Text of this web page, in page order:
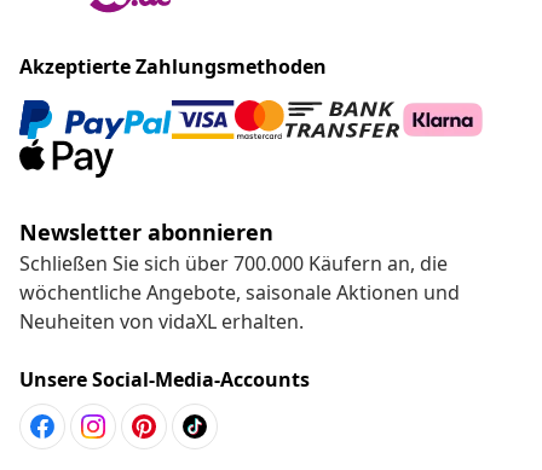
Akzeptierte Zahlungsmethoden
Newsletter abonnieren
Schließen Sie sich über 700.000 Käufern an, die
wöchentliche Angebote, saisonale Aktionen und
Neuheiten von vidaXL erhalten.
Unsere Social-Media-Accounts